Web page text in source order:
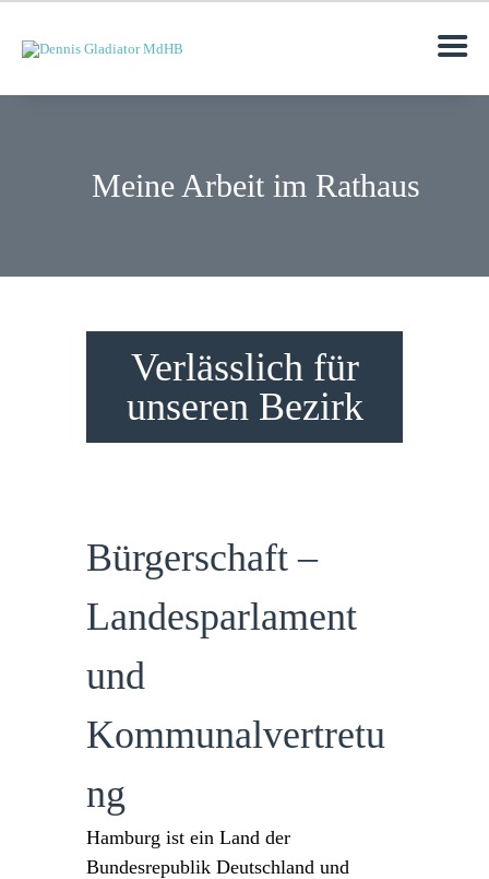
Meine Arbeit im Rathaus
MOIN
TERMINE
KONTAKT
Verlässlich für
unseren Bezirk
Bürgerschaft –
Landesparlament
und
Kommunalvertretu
ng
Hamburg ist ein Land der
Bundesrepublik Deutschland und